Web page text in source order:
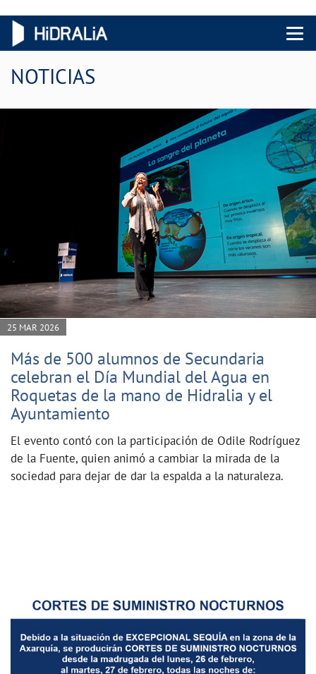
Menu
NOTICIAS
25 MAR 2026
Más de 500 alumnos de Secundaria
celebran el Día Mundial del Agua en
Roquetas de la mano de Hidralia y el
Ayuntamiento
El evento contó con la participación de Odile Rodríguez
de la Fuente, quien animó a cambiar la mirada de la
sociedad para dejar de dar la espalda a la naturaleza.